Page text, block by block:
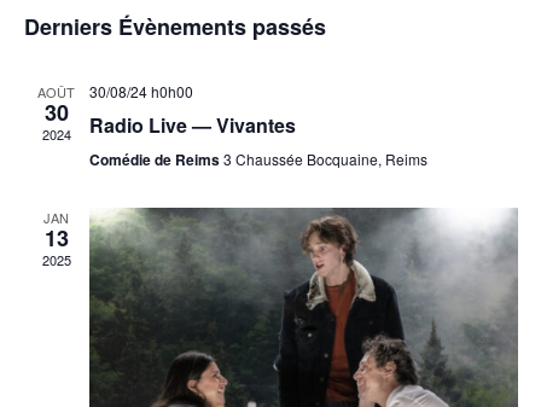
Nous
Derniers Évènements passés
AOÛT
30
2024
30/08/24 h0h00
Radio Live — Vivantes
Comédie de Reims3 Chaussée Bocquaine, Reims
JAN
13
2025